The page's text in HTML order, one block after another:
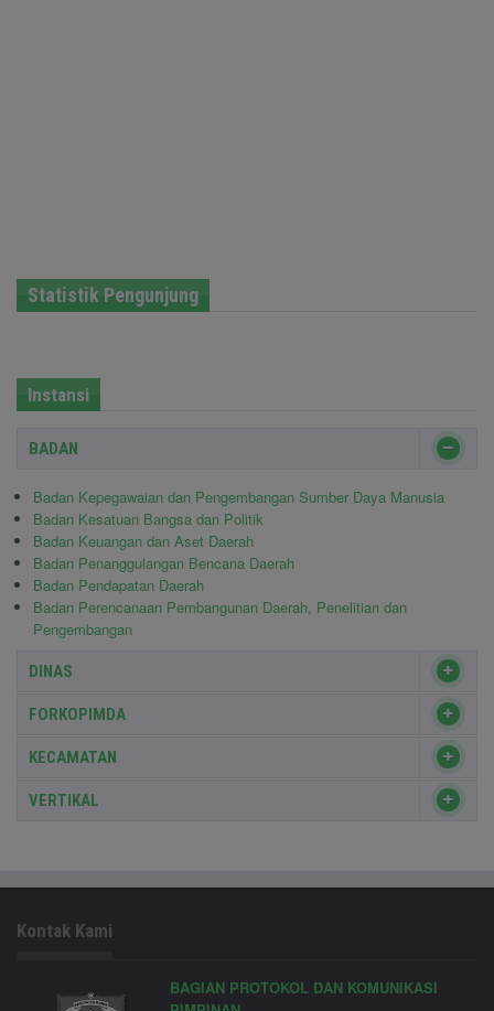
Statistik Pengunjung
Instansi
BADAN
Badan Kepegawaian dan Pengembangan Sumber Daya Manusia
Badan Kesatuan Bangsa dan Politik
Badan Keuangan dan Aset Daerah
Badan Penanggulangan Bencana Daerah
Badan Pendapatan Daerah
Badan Perencanaan Pembangunan Daerah, Penelitian dan
Pengembangan
DINAS
FORKOPIMDA
KECAMATAN
VERTIKAL
Kontak Kami
BAGIAN PROTOKOL DAN KOMUNIKASI